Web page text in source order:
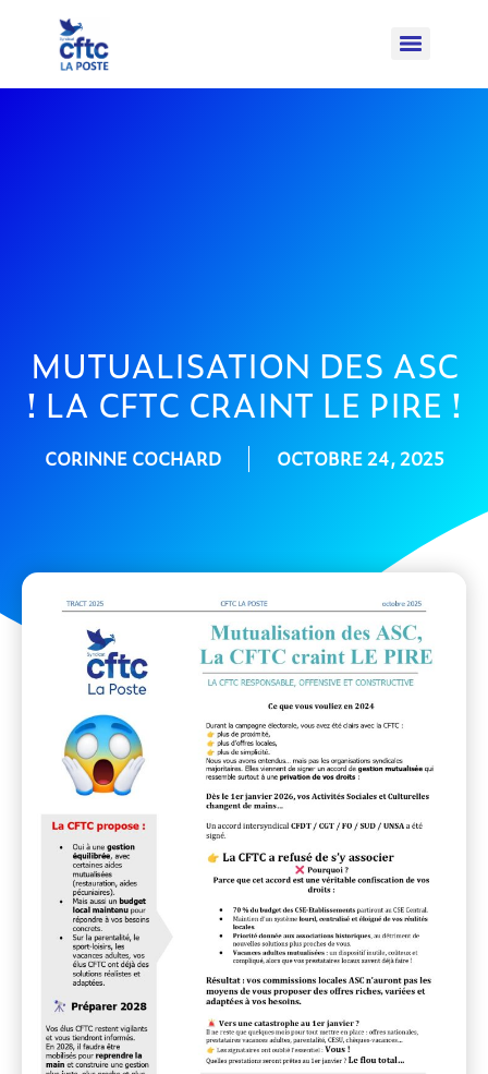
MUTUALISATION DES ASC
! LA CFTC CRAINT LE PIRE !
CORINNE COCHARD OCTOBRE 24, 2025